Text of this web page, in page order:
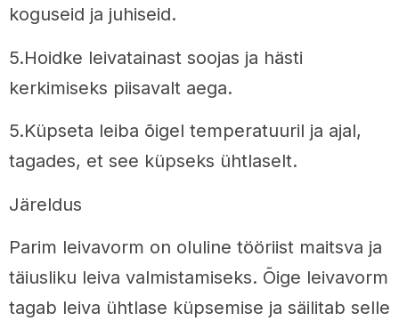
koguseid ja juhiseid.
5.Hoidke leivatainast soojas ja hästi
kerkimiseks piisavalt aega.
5.Küpseta leiba õigel temperatuuril ja ajal,
tagades, et see küpseks ühtlaselt.
Järeldus
Parim leivavorm on oluline tööriist maitsva ja
täiusliku leiva valmistamiseks. Õige leivavorm
tagab leiva ühtlase küpsemise ja säilitab selle